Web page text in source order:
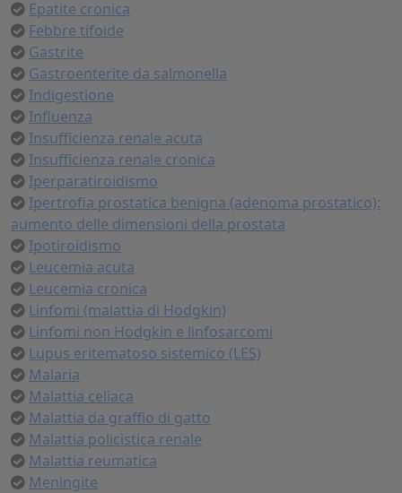
Epatite cronica
Febbre tifoide
Gastrite
Gastroenterite da salmonella
Indigestione
Influenza
Insufficienza renale acuta
Insufficienza renale cronica
Iperparatiroidismo
Ipertrofia prostatica benigna (adenoma prostatico):
aumento delle dimensioni della prostata
Ipotiroidismo
Leucemia acuta
Leucemia cronica
Linfomi (malattia di Hodgkin)
Linfomi non Hodgkin e linfosarcomi
Lupus eritematoso sistemico (LES)
Malaria
Malattia celiaca
Malattia da graffio di gatto
Malattia policistica renale
Malattia reumatica
Meningite